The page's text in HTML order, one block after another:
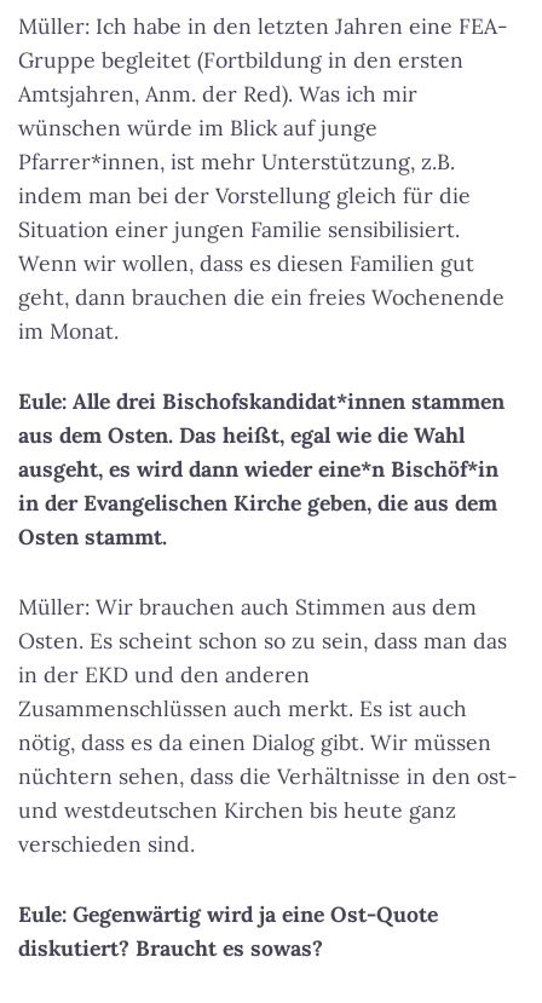
Müller: Ich habe in den letzten Jahren eine FEA-
Gruppe begleitet (Fortbildung in den ersten
Amtsjahren, Anm. der Red). Was ich mir
wünschen würde im Blick auf junge
Pfarrer*innen, ist mehr Unterstützung, z.B.
indem man bei der Vorstellung gleich für die
Situation einer jungen Familie sensibilisiert.
Wenn wir wollen, dass es diesen Familien gut
geht, dann brauchen die ein freies Wochenende
im Monat.
Eule: Alle drei Bischofskandidat*innen stammen
aus dem Osten. Das heißt, egal wie die Wahl
ausgeht, es wird dann wieder eine*n Bischöf*in
in der Evangelischen Kirche geben, die aus dem
Osten stammt.
Müller: Wir brauchen auch Stimmen aus dem
Osten. Es scheint schon so zu sein, dass man das
in der EKD und den anderen
Zusammenschlüssen auch merkt. Es ist auch
nötig, dass es da einen Dialog gibt. Wir müssen
nüchtern sehen, dass die Verhältnisse in den ost-
und westdeutschen Kirchen bis heute ganz
verschieden sind.
Eule: Gegenwärtig wird ja eine Ost-Quote
diskutiert? Braucht es sowas?